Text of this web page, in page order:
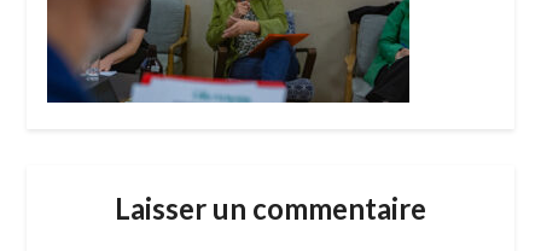
Laisser un commentaire